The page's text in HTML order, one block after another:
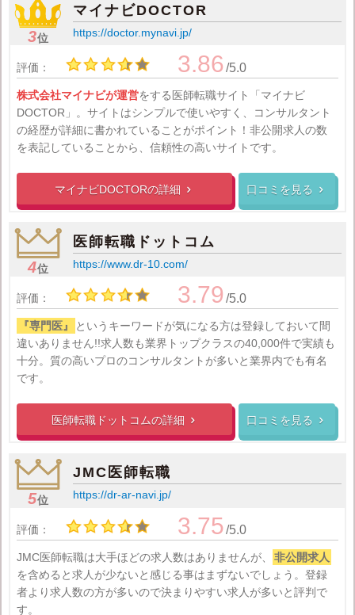
3位
マイナビDOCTOR
https://doctor.mynavi.jp/
評価： 3.86/5.0
株式会社マイナビが運営をする医師転職サイト「マイナビ
DOCTOR」。サイトはシンプルで使いやすく、コンサルタント
の経歴が詳細に書かれていることがポイント！非公開求人の数
を表記していることから、信頼性の高いサイトです。
マイナビDOCTORの詳細  口コミを見る 
4位
医師転職ドットコム
https://www.dr-10.com/
評価： 3.79 /5.0
『専門医』
というキーワードが気になる方は登録しておいて間
違いありません!!求人数も業界トップクラスの40,000件で実績も
十分。質の高いプロのコンサルタントが多いと業界内でも有名
です。
医師転職ドットコムの詳細  口コミを見る 
5位
JMC医師転職
https://dr-ar-navi.jp/
評価： 3.75/5.0
JMC医師転職は大手ほどの求人数はありませんが、
非公開求人
を含めると求人が少ないと感じる事はまずないでしょう。登録
者より求人数の方が多いので決まりやすい求人が多いと評判で
す。